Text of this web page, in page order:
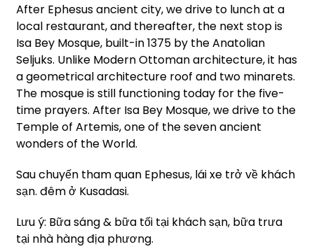
After Ephesus ancient city, we drive to lunch at a
local restaurant, and thereafter, the next stop is
Isa Bey Mosque, built-in 1375 by the Anatolian
Seljuks. Unlike Modern Ottoman architecture, it has
a geometrical architecture roof and two minarets.
The mosque is still functioning today for the five-
time prayers. After Isa Bey Mosque, we drive to the
Temple of Artemis, one of the seven ancient
wonders of the World.
Sau chuyến tham quan Ephesus, lái xe trở về khách
sạn. đêm ở Kusadasi.
Lưu ý: Bữa sáng & bữa tối tại khách sạn, bữa trưa
tại nhà hàng địa phương.